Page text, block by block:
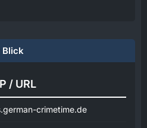
Blick
/ URL
crimetime.de